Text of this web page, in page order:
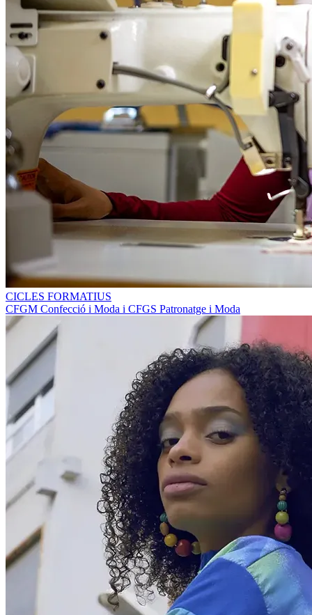
CICLES FORMATIUS
CFGM Confecció i Moda i CFGS Patronatge i Moda